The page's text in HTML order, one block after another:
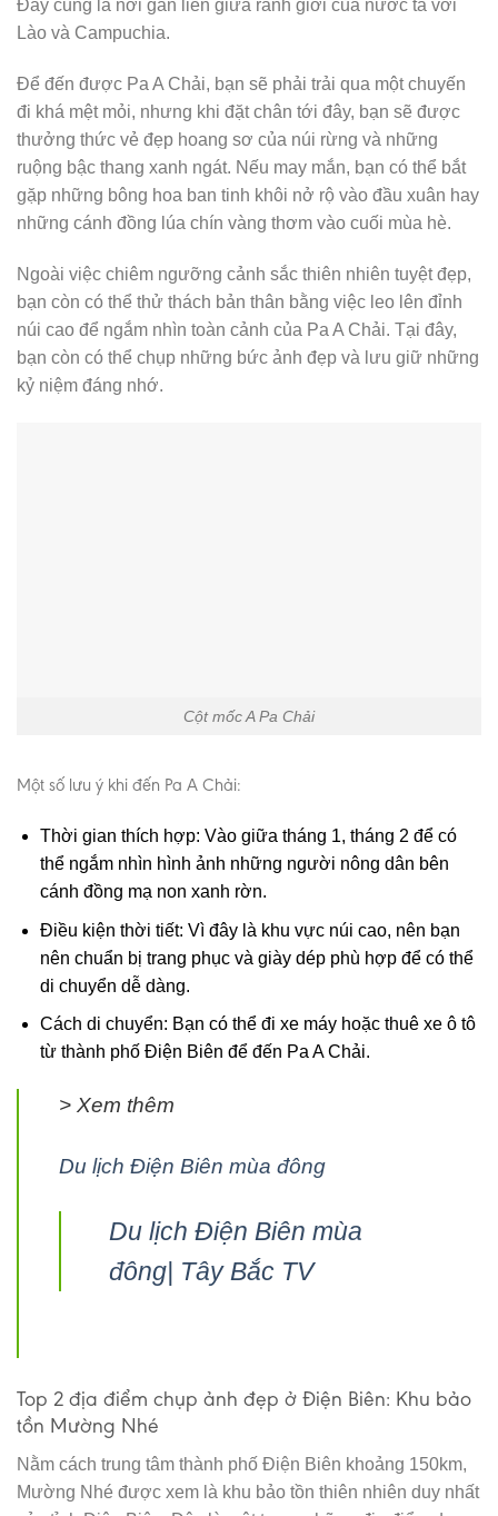
Đây cũng là nơi gắn liền giữa ranh giới của nước ta với
Lào và Campuchia.
Để đến được Pa A Chải, bạn sẽ phải trải qua một chuyến
đi khá mệt mỏi, nhưng khi đặt chân tới đây, bạn sẽ được
thưởng thức vẻ đẹp hoang sơ của núi rừng và những
ruộng bậc thang xanh ngát. Nếu may mắn, bạn có thể bắt
gặp những bông hoa ban tinh khôi nở rộ vào đầu xuân hay
những cánh đồng lúa chín vàng thơm vào cuối mùa hè.
Ngoài việc chiêm ngưỡng cảnh sắc thiên nhiên tuyệt đẹp,
bạn còn có thể thử thách bản thân bằng việc leo lên đỉnh
núi cao để ngắm nhìn toàn cảnh của Pa A Chải. Tại đây,
bạn còn có thể chụp những bức ảnh đẹp và lưu giữ những
kỷ niệm đáng nhớ.
Cột mốc A Pa Chải
Một số lưu ý khi đến Pa A Chải:
Thời gian thích hợp: Vào giữa tháng 1, tháng 2 để có
thể ngắm nhìn hình ảnh những người nông dân bên
cánh đồng mạ non xanh rờn.
Điều kiện thời tiết: Vì đây là khu vực núi cao, nên bạn
nên chuẩn bị trang phục và giày dép phù hợp để có thể
di chuyển dễ dàng.
Cách di chuyển: Bạn có thể đi xe máy hoặc thuê xe ô tô
từ thành phố Điện Biên để đến Pa A Chải.
> Xem thêm
Du lịch Điện Biên mùa đông
Du lịch Điện Biên mùa
đông| Tây Bắc TV
Top 2 địa điểm chụp ảnh đẹp ở Điện Biên: Khu bảo
tồn Mường Nhé
Nằm cách trung tâm thành phố Điện Biên khoảng 150km,
Mường Nhé được xem là khu bảo tồn thiên nhiên duy nhất